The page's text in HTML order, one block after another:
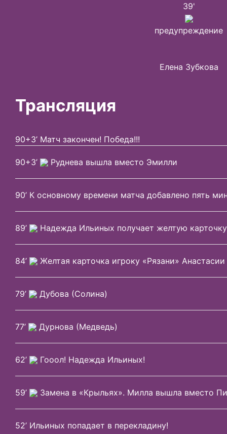
39'
предупреждение
Елена Зубкова
Трансляция
90+3’ Матч закончен! Победа!!!
90+3’ Руднева вышла вместо Эмилли
90’ К основному времени матча добавлено пять
89’ Надежда Ильиных получает желтую карточку
84’ Желтая карточка игроку «Рязани»
79’ Дубова (Солина)
77’ Дурнова (Медведь)
62’ Гооол! Надежда Ильиных!
59’ Замена в «Крыльях». Милла вышла вместо
52’ Ильиных попадает в перекладину!